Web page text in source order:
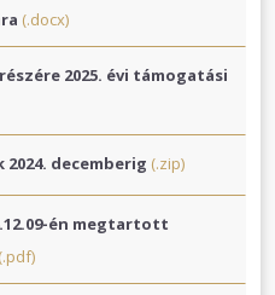
(.docx)
2025. évi támogatási
decemberig (.zip)
én megtartott
(.pdf)